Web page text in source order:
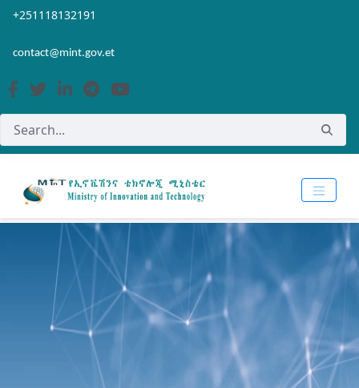
Skip to Main Content
Open Accessibility Menu
+251118132191
contact@mint.gov.et